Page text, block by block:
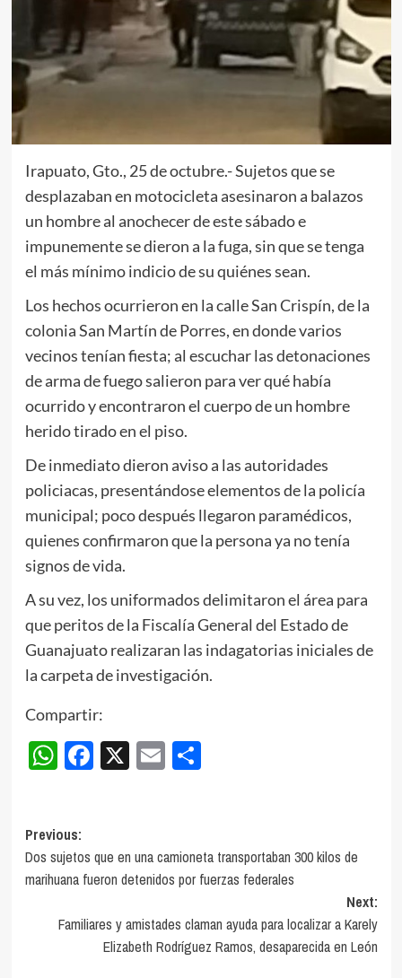
Irapuato, Gto., 25 de octubre.- Sujetos que se
desplazaban en motocicleta asesinaron a balazos
un hombre al anochecer de este sábado e
impunemente se dieron a la fuga, sin que se tenga
el más mínimo indicio de su quiénes sean.
Los hechos ocurrieron en la calle San Crispín, de la
colonia San Martín de Porres, en donde varios
vecinos tenían fiesta; al escuchar las detonaciones
de arma de fuego salieron para ver qué había
ocurrido y encontraron el cuerpo de un hombre
herido tirado en el piso.
De inmediato dieron aviso a las autoridades
policiacas, presentándose elementos de la policía
municipal; poco después llegaron paramédicos,
quienes confirmaron que la persona ya no tenía
signos de vida.
A su vez, los uniformados delimitaron el área para
que peritos de la Fiscalía General del Estado de
Guanajuato realizaran las indagatorias iniciales de
la carpeta de investigación.
Compartir:
WhatsApp
Facebook
X EmailCompartir
Post
navigation
Previous:
Dos sujetos que en una camioneta transportaban 300 kilos de
marihuana fueron detenidos por fuerzas federales
Next:
Familiares y amistades claman ayuda para localizar a Karely
Elizabeth Rodríguez Ramos, desaparecida en León